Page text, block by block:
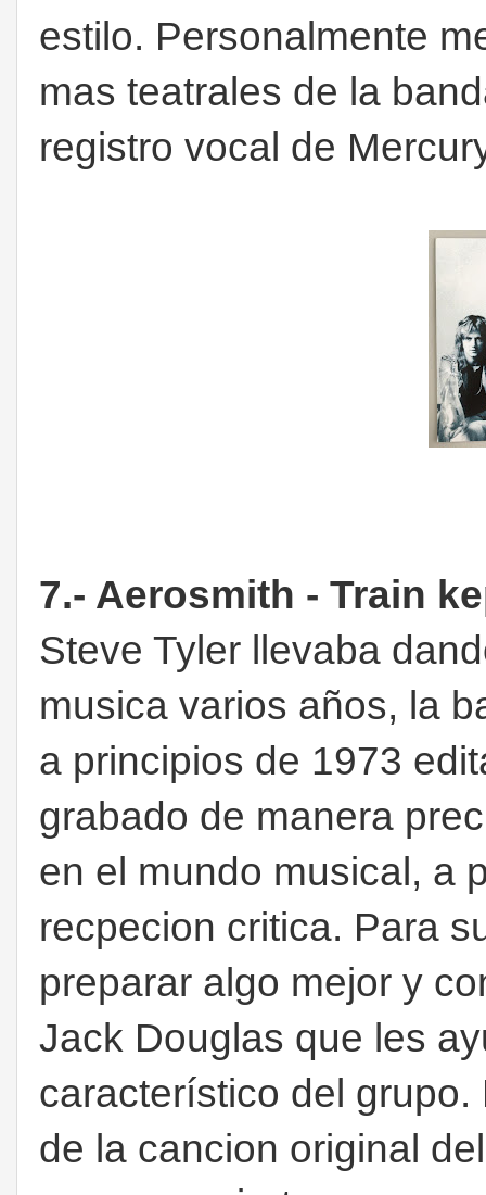
estilo. Personalmente
mas teatrales de la
registro vocal de
7.- Aerosmith - Train
Steve Tyler llevaba
musica varios años, la
a principios de 1973
grabado de manera
en el mundo musical, a
recpecion critica. Para
preparar algo mejor y
Jack Douglas que les
característico del
de la cancion original